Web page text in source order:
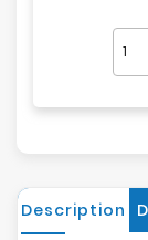
Description